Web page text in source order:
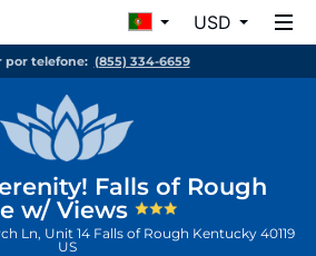
USD
por telefone: (855) 334-6659
Falls of Rough
w/ Views
Ln, Unit 14 Falls of Rough Kentucky 40119
US